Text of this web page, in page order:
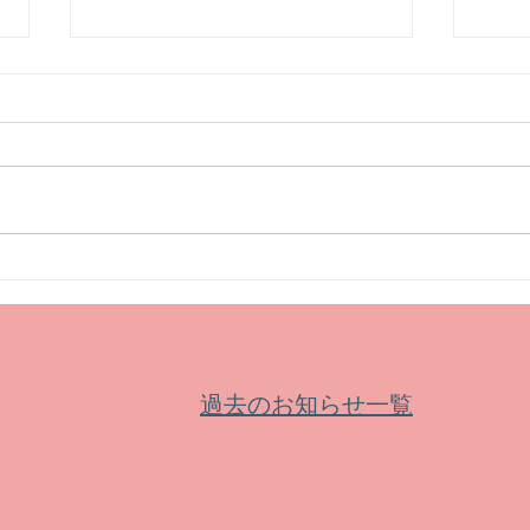
過去のお知らせ一覧